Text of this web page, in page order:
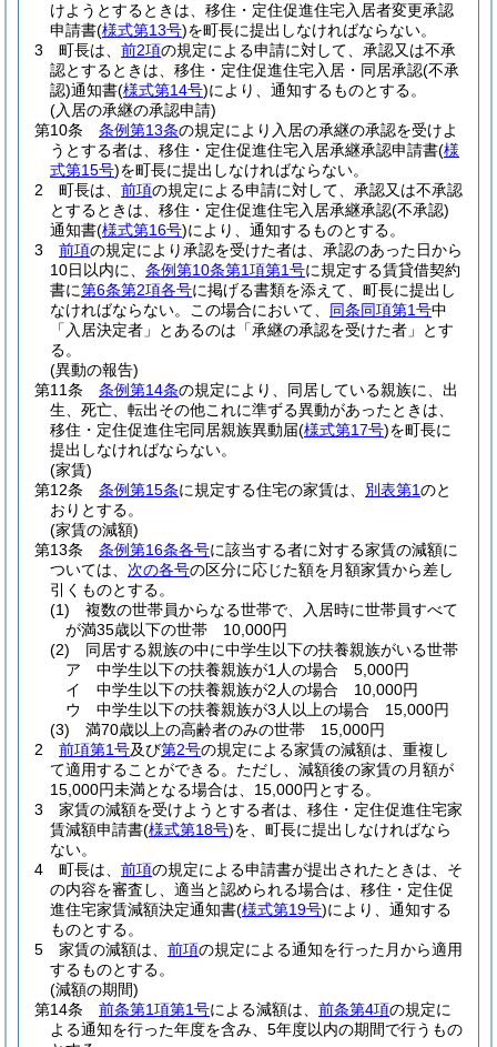
けようとするときは、移住・定住促進住宅入居者変更承認
申請書(様式第13号)を町長に提出しなければならない。
3
町長は、 前2項の規定による申請に対して、承認又は不承
認とするときは、移住・定住促進住宅入居・同居承認(不承
認)通知書(様式第14号)により、通知するものとする。
(入居の承継の承認申請)
第10条
条例第13条の規定により入居の承継の承認を受けよ
うとする者は、移住・定住促進住宅入居承継承認申請書(様
式第15号)を町長に提出しなければならない。
2
町長は、 前項の規定による申請に対して、承認又は不承認
とするときは、移住・定住促進住宅入居承継承認(不承認)
通知書(様式第16号)により、通知するものとする。
3
前項の規定により承認を受けた者は、承認のあった日から
10日以内に、 条例第10条第1項第1号に規定する賃貸借契約
書に第6条第2項各号に掲げる書類を添えて、町長に提出し
なければならない。
この場合において、 同条同項第1号中
「入居決定者」とあるのは「承継の承認を受けた者」とす
る。
(異動の報告)
第11条
条例第14条の規定により、同居している親族に、出
生、死亡、転出その他これに準ずる異動があったときは、
移住・定住促進住宅同居親族異動届(様式第17号)を町長に
提出しなければならない。
(家賃)
第12条
条例第15条に規定する住宅の家賃は、 別表第1のと
おりとする。
(家賃の減額)
第13条
条例第16条各号に該当する者に対する家賃の減額に
ついては、 次の各号の区分に応じた額を月額家賃から差し
引くものとする。
(1)
複数の世帯員からなる世帯で、入居時に世帯員すべて
が満35歳以下の世帯 10,000円
(2)
同居する親族の中に中学生以下の扶養親族がいる世帯
ア
中学生以下の扶養親族が1人の場合 5,000円
イ
中学生以下の扶養親族が2人の場合 10,000円
ウ
中学生以下の扶養親族が3人以上の場合 15,000円
(3)
満70歳以上の高齢者のみの世帯 15,000円
2
前項第1号及び第2号の規定による家賃の減額は、重複し
て適用することができる。 ただし、減額後の家賃の月額が
15,000円未満となる場合は、15,000円とする。
3
家賃の減額を受けようとする者は、移住・定住促進住宅家
賃減額申請書(様式第18号)を、町長に提出しなければなら
ない。
4
町長は、 前項の規定による申請書が提出されたときは、そ
の内容を審査し、適当と認められる場合は、移住・定住促
進住宅家賃減額決定通知書(様式第19号)により、通知する
ものとする。
5
家賃の減額は、 前項の規定による通知を行った月から適用
するものとする。
(減額の期間)
第14条
前条第1項第1号による減額は、 前条第4項の規定に
よる通知を行った年度を含み、5年度以内の期間で行うもの